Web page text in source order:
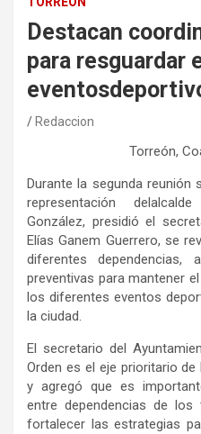
Destacan
para resguardar
Redaccion
Torreón,
Durante la segunda reunión
representación del
González, presidió el s
Elías Ganem Guerrero, se
diferentes
preventivas para mantener
los diferentes eventos
la ciudad.
El secretario del
Orden es el eje prioritariode
y agregó que es
entre dependencias de
fortalecer las estrategias